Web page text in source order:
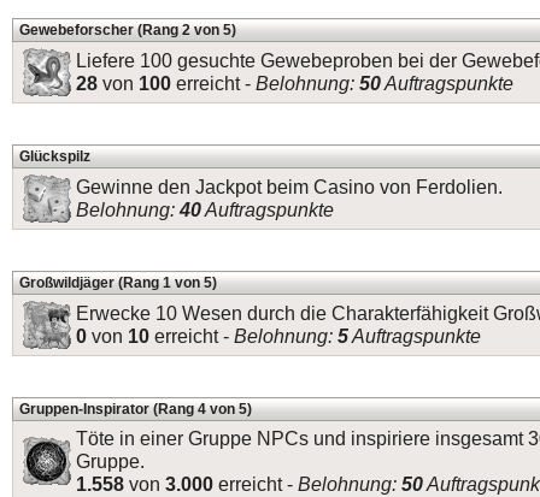
Gewebeforscher (Rang 2 von 5)
Liefere 100 gesuchte Gewebeproben bei der
28 von 100 erreicht - Belohnung: 50Auftragspunkte
Glückspilz
Gewinne den Jackpot beim Casino von Ferdolien.
Belohnung:40Auftragspunkte
Großwildjäger (Rang 1 von 5)
Erwecke 10 Wesen durch die Charakterfähigkeit
0 von 10 erreicht - Belohnung: 5Auftragspunkte
Gruppen-Inspirator (Rang 4 von 5)
Töte in einer Gruppe NPCs und inspiriere insgesamt
Gruppe.
1.558 von 3.000 erreicht - Belohnung: 50